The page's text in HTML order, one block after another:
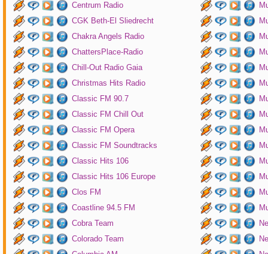
Centrum Radio
CGK Beth-El Sliedrecht
Chakra Angels Radio
ChattersPlace-Radio
Chill-Out Radio Gaia
Christmas Hits Radio
Classic FM 90.7
Classic FM Chill Out
Classic FM Opera
Classic FM Soundtracks
Classic Hits 106
Classic Hits 106 Europe
Clos FM
Coastline 94.5 FM
Cobra Team
Colorado Team